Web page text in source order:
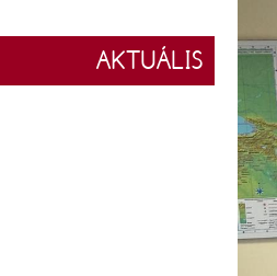
AKTUÁLIS